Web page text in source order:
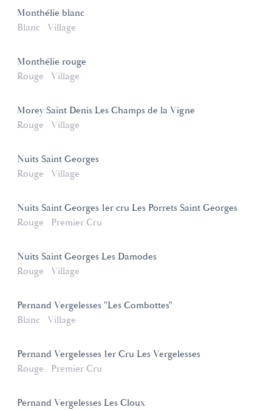
Monthélie blanc
Blanc
Village
Monthélie rouge
Rouge
Village
Morey Saint Denis Les Champs de la Vigne
Rouge
Village
Nuits Saint Georges
Rouge
Village
Nuits Saint Georges 1er cru Les Porrets Saint Georges
Rouge
Premier Cru
Nuits Saint Georges Les Damodes
Rouge
Village
Pernand Vergelesses "Les Combottes"
Blanc
Village
Pernand Vergelesses 1er Cru Les Vergelesses
Rouge
Premier Cru
Pernand Vergelesses Les Cloux